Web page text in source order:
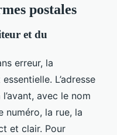
postales
et du
erreur, la
L’adresse
avec le nom
numéro, la rue, la
et clair. Pour